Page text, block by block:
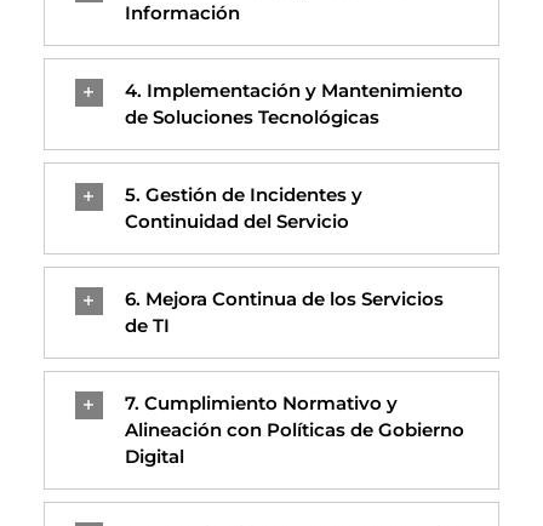
Información
4. Implementación y Mantenimiento
de Soluciones Tecnológicas
5. Gestión de Incidentes y
Continuidad del Servicio
6. Mejora Continua de los Servicios
de TI
7. Cumplimiento Normativo y
Alineación con Políticas de Gobierno
Digital